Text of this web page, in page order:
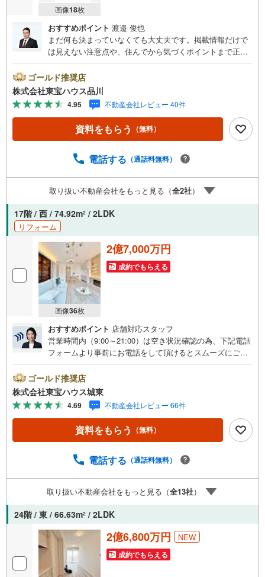
画像18枚
おすすめポイント 渡邉 俊也
まだ何も決まっていなくても大丈夫です。掲載情報だけで
は見えない注意点や、住んでから気づくポイントまで正直
とも包み隠さずお伝えし、「納得して選ぶ」ためのサポー
トを大切にしています。現地でしか分からないリアルな情
報も含めて、一緒に後悔しない住まい探しを進めていきま
しょう。まずはお気軽にご相談ください。【Yahoo！ 不動
産キャンペーン対象店舗】当店で物件を成約するとPayPay
ボーナスライトがもらえる「Yahoo！ 不動産 物件ご成約キ
予約をする」ボタンからお問い合わせください。※必ずYah
スライトは出金と譲渡はできません。ご案内・詳細な資料
のご請求はお気軽にどうぞ♪お電話でのお問い合わせも常
時受け付けております！お気軽にお問い合わせください。
ゴールド推奨店
株式会社東宝ハウス品川
4.95 不動産会社レビュー 40件
資料をもらう （無料）
電話する （通話料無料）
取り扱い不動産会社をもっと見る（全2社）
17階 / 西 / 74.92m2 / 2LDK
リフォーム
画像36枚
2億7,000万円
成約でもらえる
おすすめポイント 店舗対応スタッフ
営業時間内（9:00～21:00）は空き状況確認の為、下記電話
フォームより事前にお電話をして頂けるとスムーズにご案
カレンダーの作成▽ご購入後もお客様の人生のパートナー
として暮らしの「安心」を守り続けます。【Yahoo！ 不動
産キャンペーン対象店舗】当店で物件を成約するとPayPay
ボーナスライトがもらえる「Yahoo！ 不動産 物件ご成約キ
ャンペーン」の対象になります。「資料をもらう」「見学
予約をする」ボタンからお問い合わせください。※必ずYah
スライトは出金と譲渡はできません。ご案内・詳細な資料
時受け付けております！■頭金0円からのご購入可能です■
（諸費用もOK）お気軽にお問い合わせください。
ゴールド推奨店
株式会社東宝ハウス城東
4.69 不動産会社レビュー 66件
資料をもらう （無料）
電話する （通話料無料）
取り扱い不動産会社をもっと見る（全13社）
24階 / 東 / 66.63m2 / 2LDK
2億6,800万円 NEW
成約でもらえる